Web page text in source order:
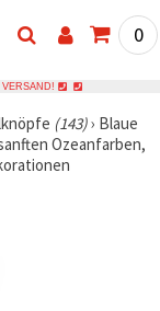
0
(143)› Blaue
Ozeanfarben,